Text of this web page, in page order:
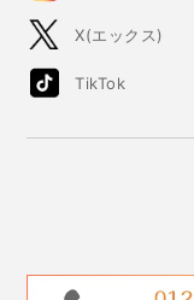
X(エックス)
TikTok